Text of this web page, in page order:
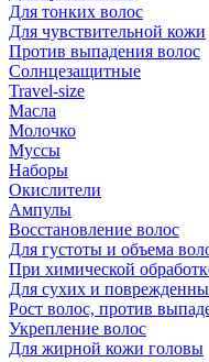
Для тонких волос
Для чувствительной кожи
Против выпадения волос
Солнцезащитные
Travel-size
Масла
Молочко
Муссы
Наборы
Окислители
Ампулы
Восстановление волос
Для густоты и объема
При химической
Для сухих и
Рост волос, против
Укрепление волос
Для жирной кожи головы